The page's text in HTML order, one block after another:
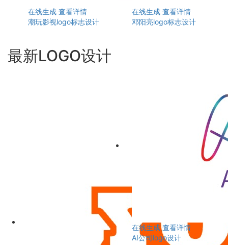
在线生成 查看详情
潮玩影视logo标志设计
在线生成 查看详情
邓阳亮logo标志设计
最新LOGO设计
在线生成 查看详情
AI公司logo设计